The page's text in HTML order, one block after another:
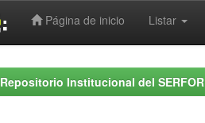
Página de inicio Listar
Repositorio Institucional del SERFOR